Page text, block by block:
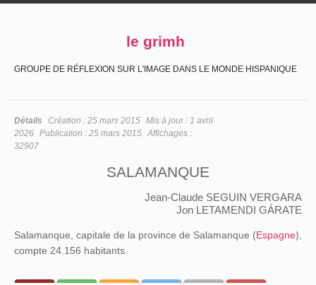
le grimh
GROUPE DE RÉFLEXION SUR L'IMAGE DANS LE MONDE HISPANIQUE
Détails Création : 25 mars 2015 Mis à jour : 1 avril
2026 Publication : 25 mars 2015 Affichages :
32907
SALAMANQUE
Jean-Claude SEGUIN VERGARA
Jon LETAMENDI GÁRATE
Salamanque, capitale de la province de Salamanque (Espagne),
compte 24.156 habitants.